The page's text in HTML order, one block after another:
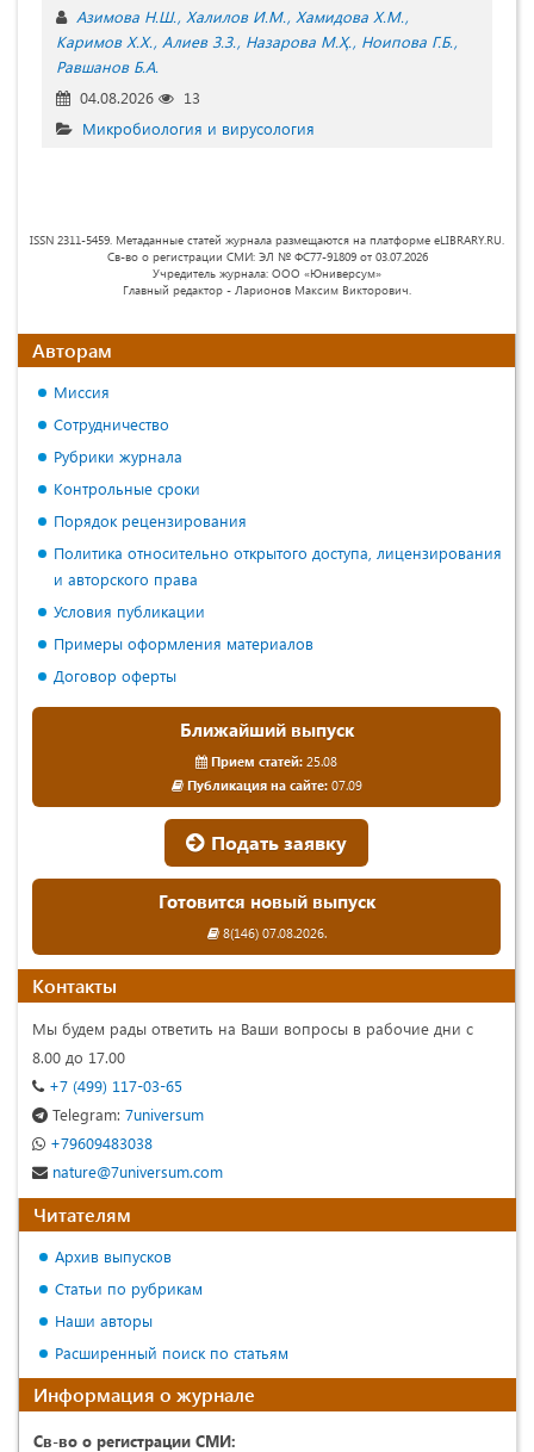
Азимова Н.Ш. Халилов И.М. Хамидова Х.М.
Каримов Х.Х. Алиев З.З. Назарова М.Ҳ. Ноипова Г.Б.
Равшанов Б.А.
04.08.2026
13
Микробиология и вирусология
ISSN 2311-5459. Метаданные статей журнала размещаются на платформе eLIBRARY.RU.
Св-во о регистрации СМИ: ЭЛ № ФС77-91809 от 03.07.2026
Учредитель журнала: ООО «Юниверсум»
Главный редактор - Ларионов Максим Викторович.
Авторам
Миссия
Сотрудничество
Рубрики журнала
Контрольные сроки
Порядок рецензирования
Политика относительно открытого доступа, лицензирования
и авторского права
Условия публикации
Примеры оформления материалов
Договор оферты
Ближайший выпуск
Прием статей: 25.08
Публикация на сайте:07.09
Подать заявку
Готовится новый выпуск
8(146) 07.08.2026.
Контакты
Мы будем рады ответить на Ваши вопросы в рабочие дни с
8.00 до 17.00
+7 (499) 117-03-65
Telegram: 7universum
+79609483038
nature@7universum.com
Читателям
Архив выпусков
Статьи по рубрикам
Наши авторы
Расширенный поиск по статьям
Информация о журнале
Св-во о регистрации СМИ: